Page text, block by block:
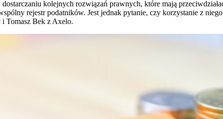
kolejnych rozwiązań prawnych, które mają
rejestr podatników. Jest jednak pytanie, czy korzystanie z
i Tomasz Bek z Axelo.